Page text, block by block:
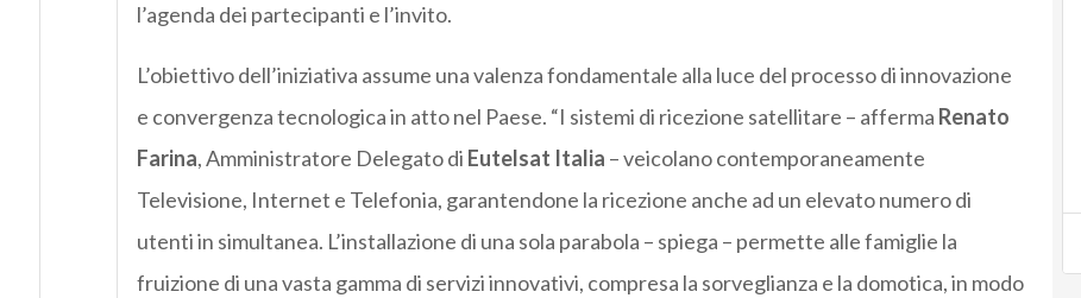
l’agenda dei partecipanti e l’invito.
L’obiettivo dell’iniziativa assume una valenza fondamentale alla luce del processo di innovazione
e convergenza tecnologica in atto nel Paese. “I sistemi di ricezione satellitare – afferma Renato
Farina, Amministratore Delegato di Eutelsat Italia – veicolano contemporaneamente
Televisione, Internet e Telefonia, garantendone la ricezione anche ad un elevato numero di
utenti in simultanea. L’installazione di una sola parabola – spiega – permette alle famiglie la
fruizione di una vasta gamma di servizi innovativi, compresa la sorveglianza e la domotica, in modo